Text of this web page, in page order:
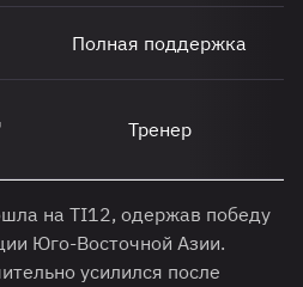
Полная поддержка
Тренер
на TI12, одержав победу
Юго-Восточной Азии.
усилился после